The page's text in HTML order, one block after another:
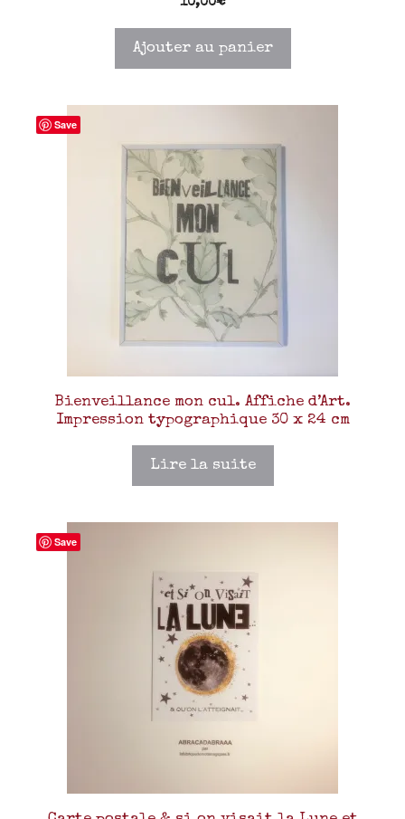
Ajouter au panier
Save
Bienveillance mon cul. Affiche d’Art.
Impression typographique 30 x 24 cm
Lire la suite
Save